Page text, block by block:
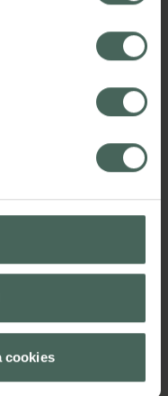
påverkar inte
innan återkallelsen.
cookies
Visa
Visa
Beauty